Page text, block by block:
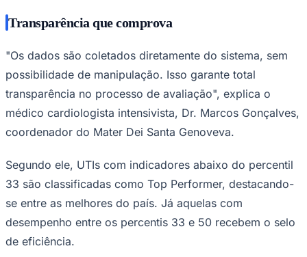
Transparência que comprova
"Os dados são coletados diretamente do sistema, sem
possibilidade de manipulação. Isso garante total
transparência no processo de avaliação", explica o
médico cardiologista intensivista, Dr. Marcos Gonçalves,
coordenador do Mater Dei Santa Genoveva.
Segundo ele, UTIs com indicadores abaixo do percentil
33 são classificadas como Top Performer, destacando-
se entre as melhores do país. Já aquelas com
desempenho entre os percentis 33 e 50 recebem o selo
de eficiência.